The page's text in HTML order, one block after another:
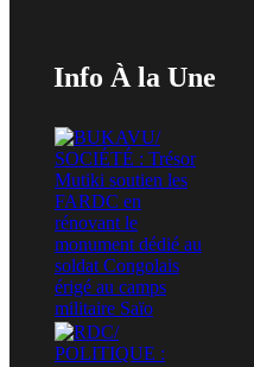
Info À la Une